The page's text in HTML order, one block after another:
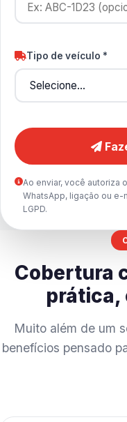
Tipo de veículo *
Ao enviar, você autoriza
WhatsApp, ligação ou
LGPD.
Cobertura
prática,
Muito além de um
benefícios pensado